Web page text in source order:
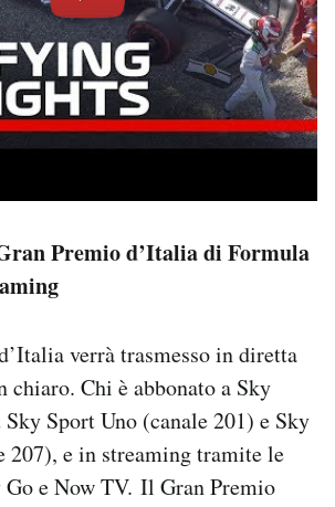
Premio d’Italia di Formula
verrà trasmesso in diretta
chiaro. Chi è abbonato a Sky
Sport Uno (canale 201) e Sky
207), e in streaming tramite le
e Now TV. Il Gran Premio